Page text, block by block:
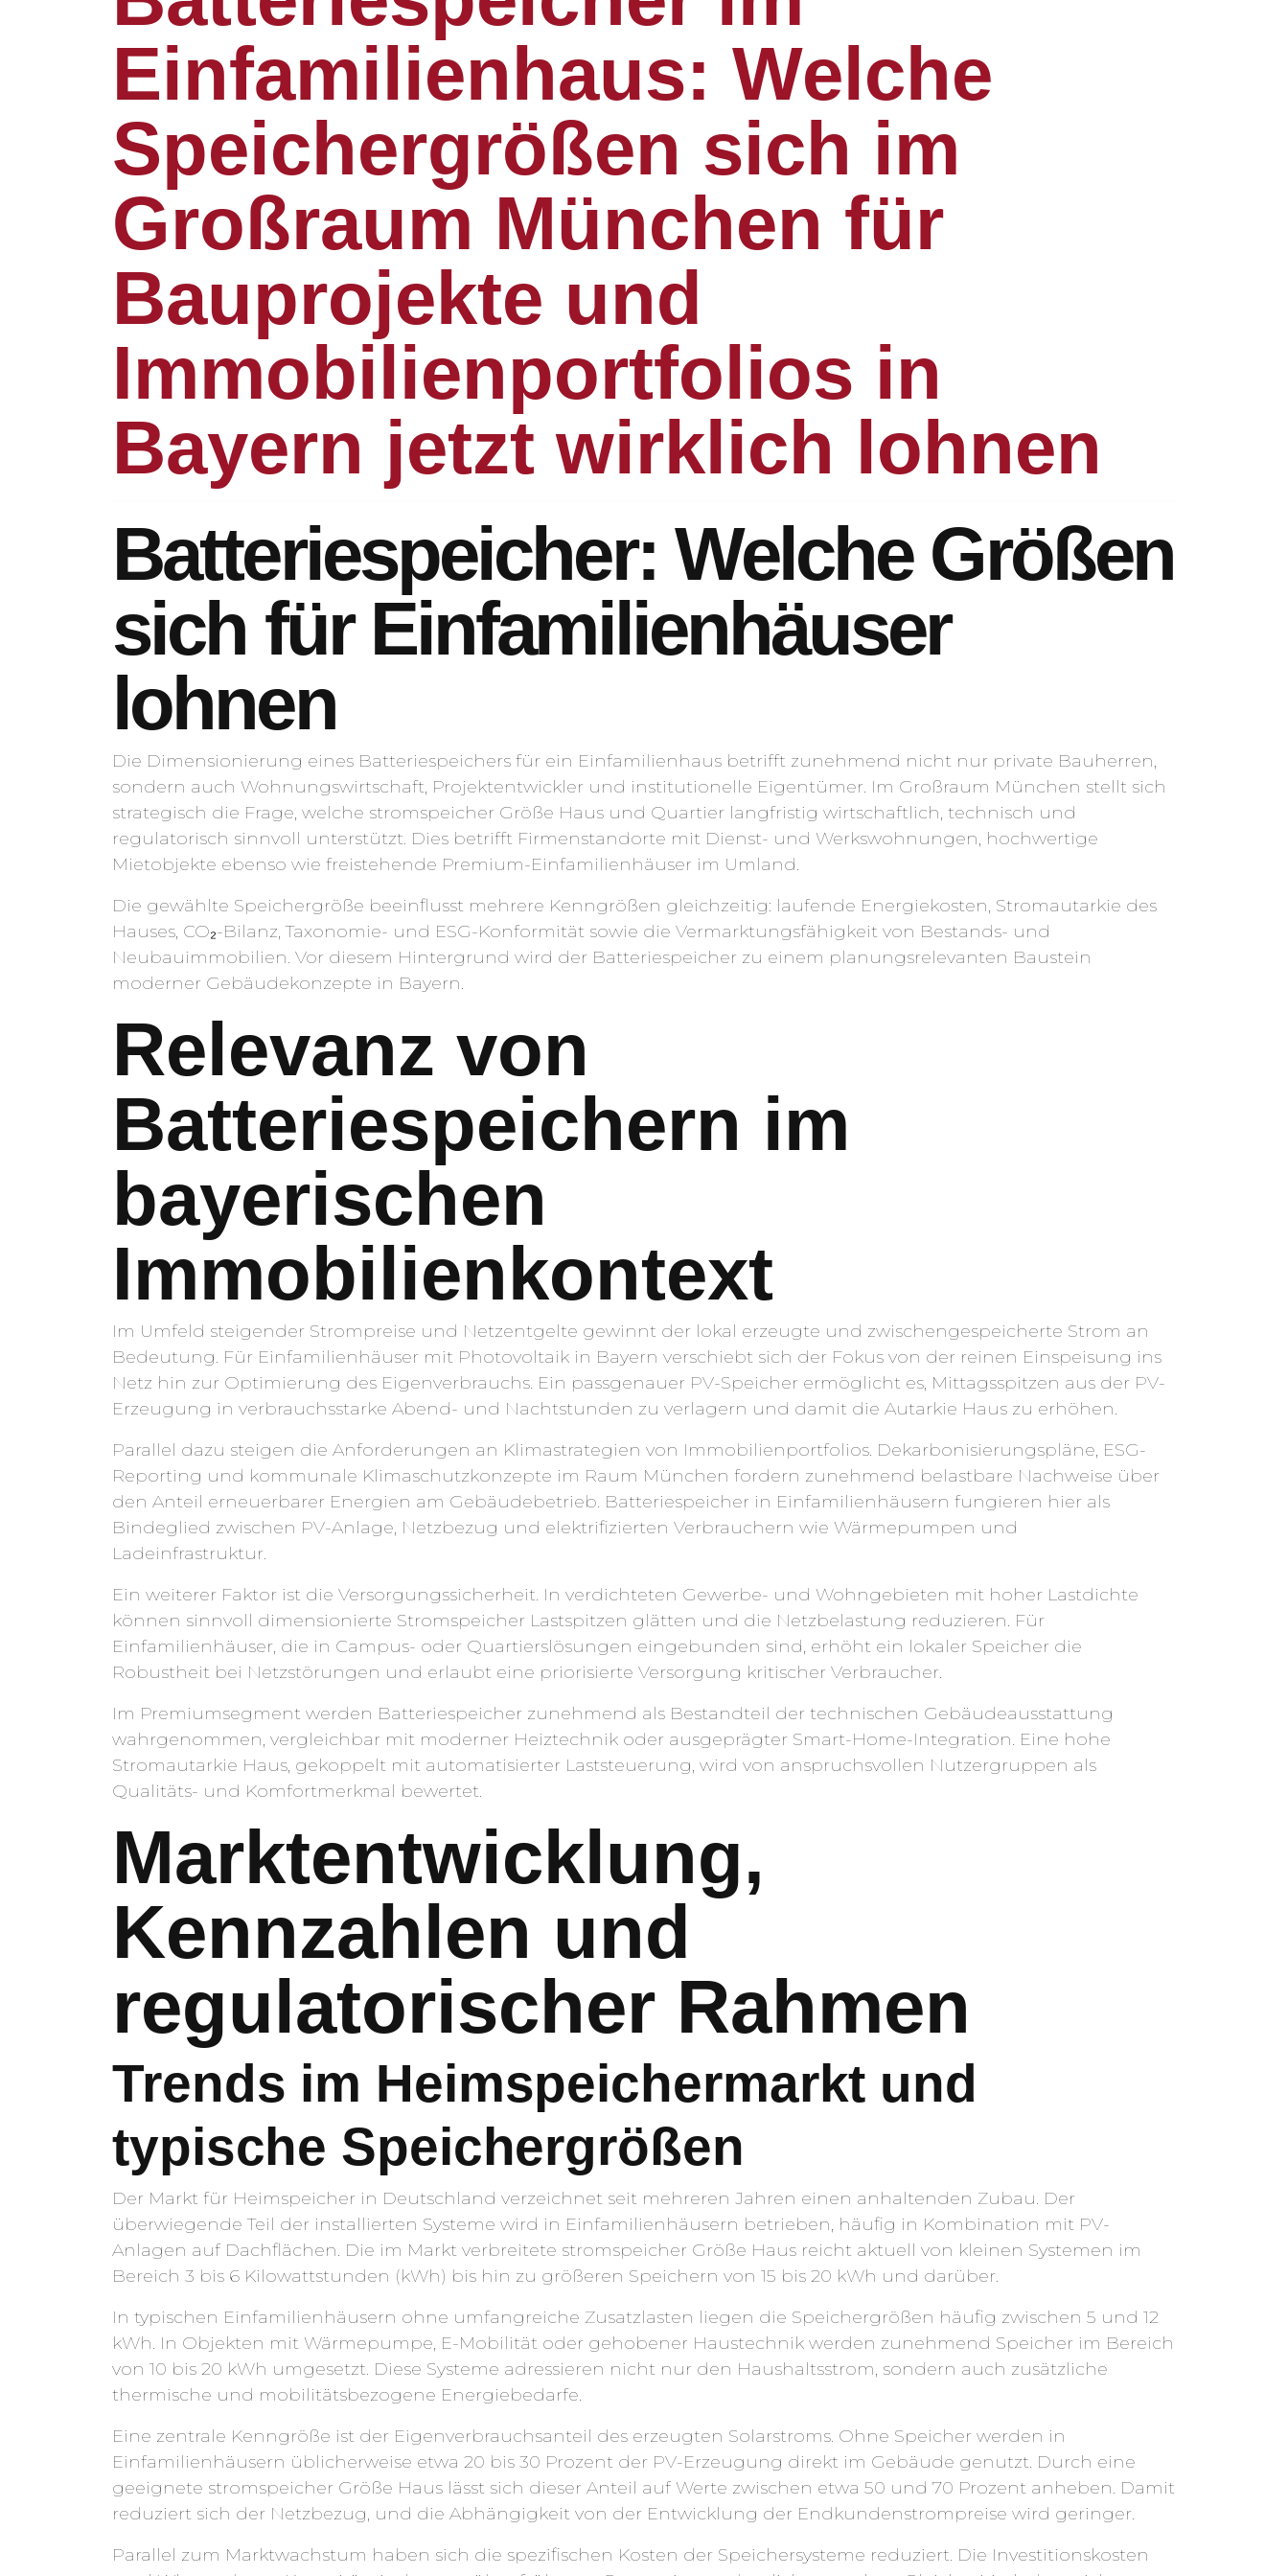
Einfamilienhaus: Welche
Speichergrößen sich im
Großraum München für
Bauprojekte und
Immobilienportfolios in
Bayern jetzt wirklich lohnen
Batteriespeicher: Welche Größen
sich für Einfamilienhäuser
lohnen
Die Dimensionierung eines Batteriespeichers für ein Einfamilienhaus betrifft zunehmend nicht nur private Bauherren,
sondern auch Wohnungswirtschaft, Projektentwickler und institutionelle Eigentümer. Im Großraum München stellt sich
strategisch die Frage, welche stromspeicher Größe Haus und Quartier langfristig wirtschaftlich, technisch und
regulatorisch sinnvoll unterstützt. Dies betrifft Firmenstandorte mit Dienst- und Werkswohnungen, hochwertige
Mietobjekte ebenso wie freistehende Premium-Einfamilienhäuser im Umland.
Die gewählte Speichergröße beeinflusst mehrere Kenngrößen gleichzeitig: laufende Energiekosten, Stromautarkie des
Hauses, CO₂-Bilanz, Taxonomie- und ESG-Konformität sowie die Vermarktungsfähigkeit von Bestands- und
Neubauimmobilien. Vor diesem Hintergrund wird der Batteriespeicher zu einem planungsrelevanten Baustein
moderner Gebäudekonzepte in Bayern.
Relevanz von
Batteriespeichern im
bayerischen
Immobilienkontext
Im Umfeld steigender Strompreise und Netzentgelte gewinnt der lokal erzeugte und zwischengespeicherte Strom an
Bedeutung. Für Einfamilienhäuser mit Photovoltaik in Bayern verschiebt sich der Fokus von der reinen Einspeisung ins
Netz hin zur Optimierung des Eigenverbrauchs. Ein passgenauer PV-Speicher ermöglicht es, Mittagsspitzen aus der PV-
Erzeugung in verbrauchsstarke Abend- und Nachtstunden zu verlagern und damit die Autarkie Haus zu erhöhen.
Parallel dazu steigen die Anforderungen an Klimastrategien von Immobilienportfolios. Dekarbonisierungspläne, ESG-
Reporting und kommunale Klimaschutzkonzepte im Raum München fordern zunehmend belastbare Nachweise über
den Anteil erneuerbarer Energien am Gebäudebetrieb. Batteriespeicher in Einfamilienhäusern fungieren hier als
Bindeglied zwischen PV-Anlage, Netzbezug und elektrifizierten Verbrauchern wie Wärmepumpen und
Ladeinfrastruktur.
Ein weiterer Faktor ist die Versorgungssicherheit. In verdichteten Gewerbe- und Wohngebieten mit hoher Lastdichte
können sinnvoll dimensionierte Stromspeicher Lastspitzen glätten und die Netzbelastung reduzieren. Für
Einfamilienhäuser, die in Campus- oder Quartierslösungen eingebunden sind, erhöht ein lokaler Speicher die
Robustheit bei Netzstörungen und erlaubt eine priorisierte Versorgung kritischer Verbraucher.
Im Premiumsegment werden Batteriespeicher zunehmend als Bestandteil der technischen Gebäudeausstattung
wahrgenommen, vergleichbar mit moderner Heiztechnik oder ausgeprägter Smart-Home-Integration. Eine hohe
Stromautarkie Haus, gekoppelt mit automatisierter Laststeuerung, wird von anspruchsvollen Nutzergruppen als
Qualitäts- und Komfortmerkmal bewertet.
Marktentwicklung,
Kennzahlen und
regulatorischer Rahmen
Trends im Heimspeichermarkt und
typische Speichergrößen
Der Markt für Heimspeicher in Deutschland verzeichnet seit mehreren Jahren einen anhaltenden Zubau. Der
überwiegende Teil der installierten Systeme wird in Einfamilienhäusern betrieben, häufig in Kombination mit PV-
Anlagen auf Dachflächen. Die im Markt verbreitete stromspeicher Größe Haus reicht aktuell von kleinen Systemen im
Bereich 3 bis 6 Kilowattstunden (kWh) bis hin zu größeren Speichern von 15 bis 20 kWh und darüber.
In typischen Einfamilienhäusern ohne umfangreiche Zusatzlasten liegen die Speichergrößen häufig zwischen 5 und 12
kWh. In Objekten mit Wärmepumpe, E-Mobilität oder gehobener Haustechnik werden zunehmend Speicher im Bereich
von 10 bis 20 kWh umgesetzt. Diese Systeme adressieren nicht nur den Haushaltsstrom, sondern auch zusätzliche
thermische und mobilitätsbezogene Energiebedarfe.
Eine zentrale Kenngröße ist der Eigenverbrauchsanteil des erzeugten Solarstroms. Ohne Speicher werden in
Einfamilienhäusern üblicherweise etwa 20 bis 30 Prozent der PV-Erzeugung direkt im Gebäude genutzt. Durch eine
geeignete stromspeicher Größe Haus lässt sich dieser Anteil auf Werte zwischen etwa 50 und 70 Prozent anheben. Damit
reduziert sich der Netzbezug, und die Abhängigkeit von der Entwicklung der Endkundenstrompreise wird geringer.
Parallel zum Marktwachstum haben sich die spezifischen Kosten der Speichersysteme reduziert. Die Investitionskosten